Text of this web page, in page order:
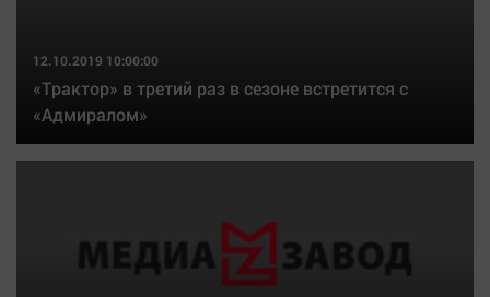
12.10.2019 10:00:00
«Трактор» в третий раз в сезоне встретится с
«Адмиралом»